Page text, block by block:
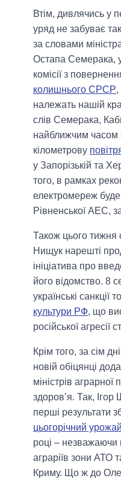
Втім, дивлячись у
уряд не забуває
за словами
Остапа Семерака,
комісії з
колишнього СРСР,
належать нашій
слів Семерака,
найближчим часом
кілометрову
у Запорізькій та
того, в рамках
електромереж
Рівненської АЕС,
Також цього тижня
Нищук нарешті
ініціатива про
його відомство. 8
українські санкції
культури РФ, що
російської агресії
Крім того, за сім
новій обіцянці
міністрів аграрної
здоров’я. Так,
перші результати
цьогорічний урожай
році – незважаючи
аграріїв зони АТО
Криму. Що ж до